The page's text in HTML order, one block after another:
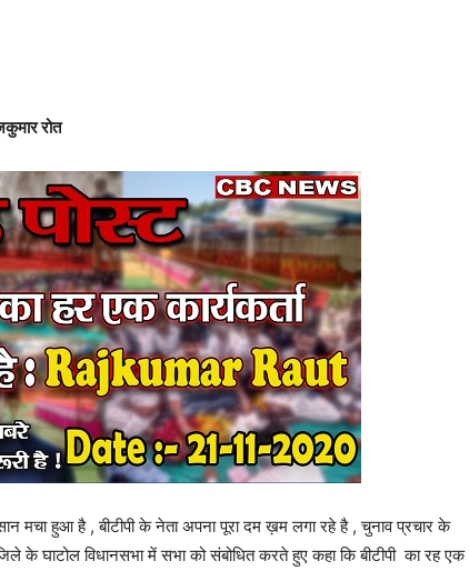
रोत
मचा हुआ है , बीटीपी के नेता अपना पूरा दम ख़म लगा रहे है , चुनाव प्रचार के
के घाटोल विधानसभा में सभा को संबोधित करते हुए कहा कि बीटीपी का रह एक